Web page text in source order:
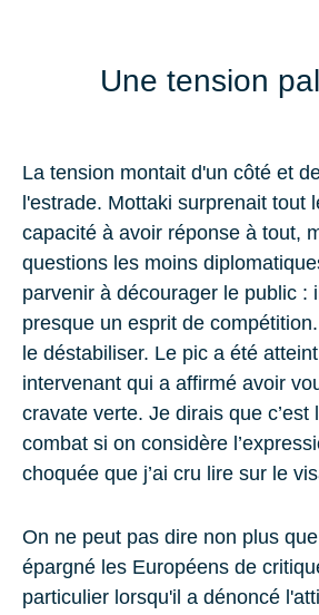
Une tension
La tension montait d'un côté et
l'estrade. Mottaki surprenait tout
capacité à avoir réponse à tout,
questions les moins
parvenir à décourager le public :
presque un esprit de
le déstabiliser. Le pic a été
intervenant qui a affirmé avoir
cravate verte. Je dirais que c’est
combat si on considère
choquée que j’ai cru lire sur le
On ne peut pas dire non plus
épargné les Européens de
particulier lorsqu'il a dénoncé